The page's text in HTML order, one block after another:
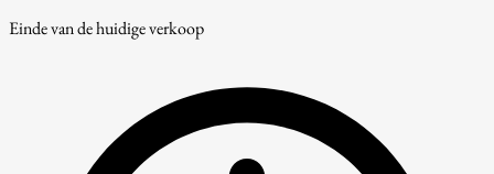
Einde van de huidige verkoop